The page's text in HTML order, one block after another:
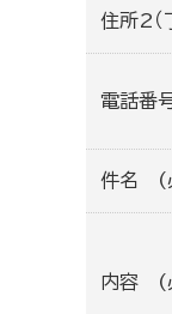
住所2（
電話番号
件名 (
内容 (